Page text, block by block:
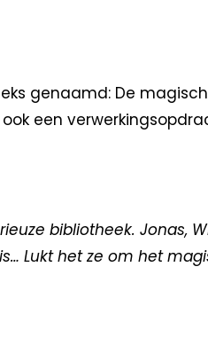
genaamd: De
een
bibliotheek. Jonas,
Lukt het ze om het